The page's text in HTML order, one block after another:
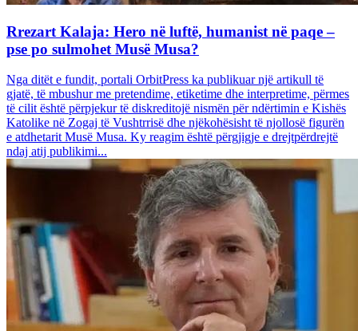
Rrezart Kalaja: Hero në luftë, humanist në paqe –
pse po sulmohet Musë Musa?
Nga ditët e fundit, portali OrbitPress ka publikuar një artikull të
gjatë, të mbushur me pretendime, etiketime dhe interpretime, përmes
të cilit është përpjekur të diskreditojë nismën për ndërtimin e Kishës
Katolike në Zogaj të Vushtrrisë dhe njëkohësisht të njollosë figurën
e atdhetarit Musë Musa. Ky reagim është përgjigje e drejtpërdrejtë
ndaj atij publikimi...